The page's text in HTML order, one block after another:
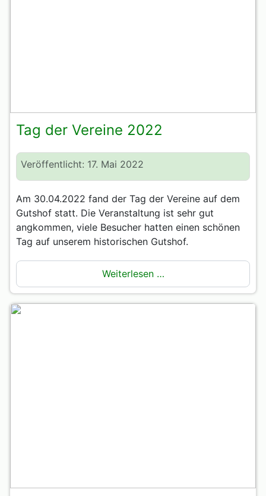
Tag der Vereine 2022
Veröffentlicht: 17. Mai 2022
Am 30.04.2022 fand der Tag der Vereine auf dem
Gutshof statt. Die Veranstaltung ist sehr gut
angkommen, viele Besucher hatten einen schönen
Tag auf unserem historischen Gutshof.
Weiterlesen …